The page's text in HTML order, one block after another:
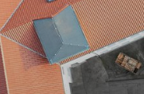
Proto puren
Kontakt
Produkty & řešení